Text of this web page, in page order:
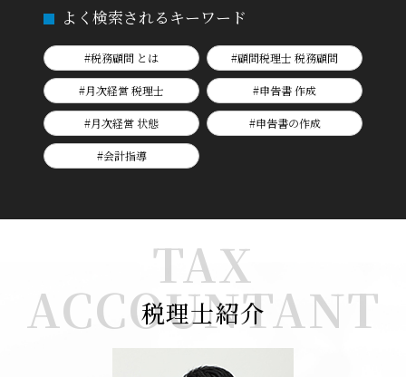
よく検索されるキーワード
#税務顧問 とは #顧問税理士 税務顧問
#月次経営 税理士 #申告書 作成
#月次経営 状態 #申告書の作成
#会計指導
TAX
ACCOUNTANT
税理士紹介